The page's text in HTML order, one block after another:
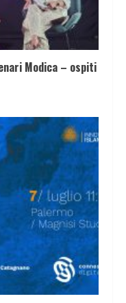
Modica – ospiti